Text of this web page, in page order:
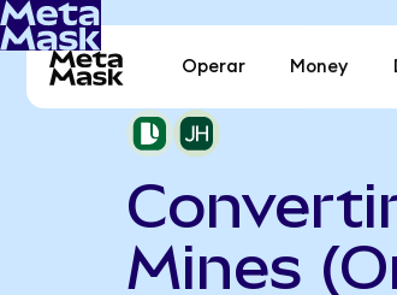
Operar Money
Mines